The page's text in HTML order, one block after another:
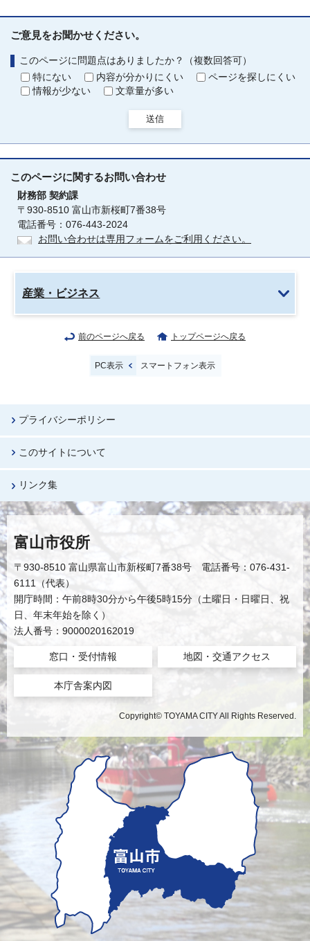
ご意見をお聞かせください。
このページに問題点はありましたか？（複数回答可）
特にない
内容が分かりにくい
ページを探しにくい
情報が少ない
文章量が多い
送信
このページに関するお問い合わせ
財務部 契約課
〒930-8510 富山市新桜町7番38号
電話番号：076-443-2024
お問い合わせは専用フォームをご利用ください。
産業・ビジネス
前のページへ戻る トップページへ戻る
PC表示 スマートフォン表示
プライバシーポリシー
このサイトについて
リンク集
富山市役所
〒930-8510 富山県富山市新桜町7番38号 電話番号：076-431-
6111（代表）
開庁時間：午前8時30分から午後5時15分（土曜日・日曜日、祝
日、年末年始を除く）
法人番号：9000020162019
窓口・受付情報 地図・交通アクセス
本庁舎案内図
Copyright© TOYAMA CITY All Rights Reserved.